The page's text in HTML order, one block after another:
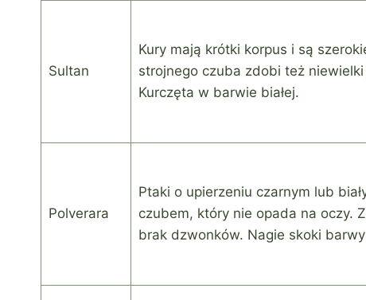
Sultan
Kury mają krótki korpus i są
strojnego czuba zdobi też
Kurczęta w barwie białej.
Polverara
Ptaki o upierzeniu czarnym lub
czubem, który nie opada na oczy.
brak dzwonków. Nagie skoki